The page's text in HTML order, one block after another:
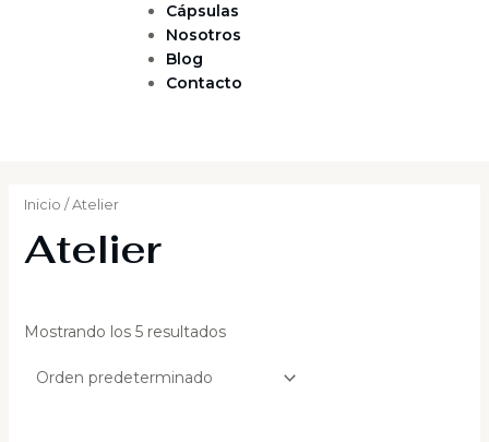
Cápsulas
Nosotros
Blog
Contacto
Inicio / Atelier
Atelier
Mostrando los 5 resultados